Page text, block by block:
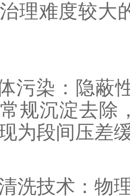
理难度较大
染：隐蔽性
规沉淀去除
为段间压差
技术：物理